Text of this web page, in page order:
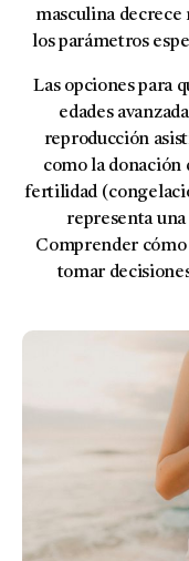
masculina decrece
los parámetros
Las opciones para
edades
reproducción
como la donación
fertilidad
representa
Comprender
tomar